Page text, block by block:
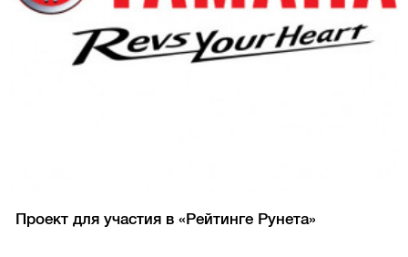
Проект для участия в «Рейтинге Рунета»